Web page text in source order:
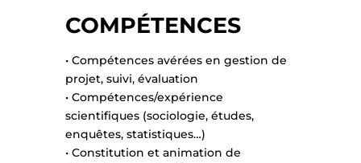
COMPÉTENCES
• Compétences avérées en gestion de
projet, suivi, évaluation
• Compétences/expérience
scientifiques (sociologie, études,
enquêtes, statistiques…)
• Constitution et animation de